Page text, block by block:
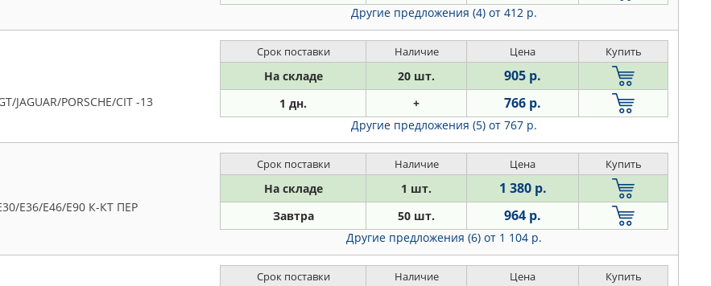
Другие предложения (4) от 412 р.
JAGUAR/PORSCHE/CIT -13
Срок поставки Наличие Цена Купить
На складе 20 шт. 905 р.
1 дн. + 766 р.
Другие предложения (5) от 767 р.
E36/E46/E90 К-КТ ПЕР
Срок поставки Наличие Цена Купить
На складе 1 шт. 1 380 р.
Завтра 50 шт. 964 р.
Другие предложения (6) от 1 104 р.
Срок поставки Наличие Цена Купить